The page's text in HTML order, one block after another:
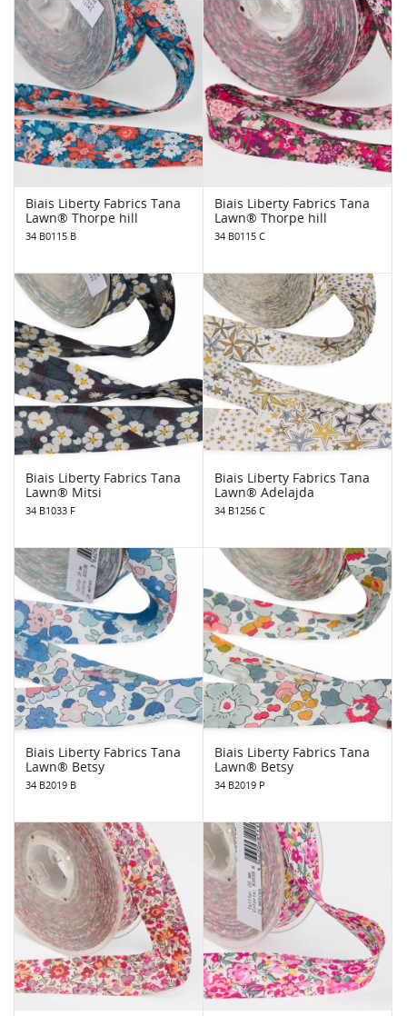
Biais Liberty Fabrics Tana
Lawn® Thorpe hill
34 B0115 B
Biais Liberty Fabrics Tana
Lawn® Thorpe hill
34 B0115 C
Biais Liberty Fabrics Tana
Lawn® Mitsi
34 B1033 F
Biais Liberty Fabrics Tana
Lawn® Adelajda
34 B1256 C
Biais Liberty Fabrics Tana
Lawn® Betsy
34 B2019 B
Biais Liberty Fabrics Tana
Lawn® Betsy
34 B2019 P